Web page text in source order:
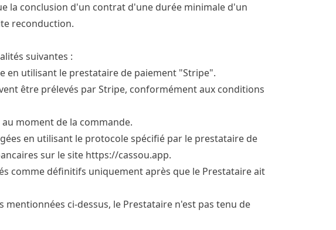
la conclusion d'un contrat d'une durée minimale d'un
reconduction.
suivantes :
en utilisant le prestataire de paiement "Stripe".
être prélevés par Stripe, conformément aux conditions
moment de la commande.
en utilisant le protocole spécifié par le prestataire de
sur le site https://cassou.app.
comme définitifs uniquement après que le Prestataire ait
ci-dessus, le Prestataire n'est pas tenu de